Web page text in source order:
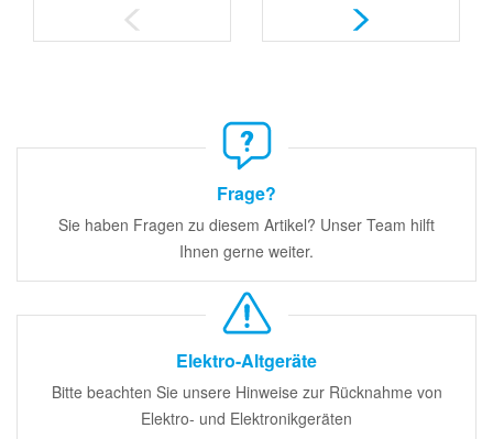
Frage?
Sie haben Fragen zu diesem Artikel? Unser Team hilft
Ihnen gerne weiter.
Elektro-Altgeräte
Bitte beachten Sie unsere Hinweise zur Rücknahme von
Elektro- und Elektronikgeräten